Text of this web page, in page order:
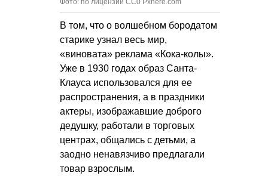
Фото: по лицензии CC0 Pxhere.com
В том, что о волшебном бородатом
старике узнал весь мир,
«виновата» реклама «Кока-колы».
Уже в 1930 годах образ Санта-
Клауса использовался для ее
распространения, а в праздники
актеры, изображавшие доброго
дедушку, работали в торговых
центрах, общались с детьми, а
заодно ненавязчиво предлагали
товар взрослым.